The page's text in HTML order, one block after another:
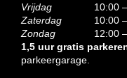
Vrijdag
10:00
Zaterdag
10:00
Zondag
12:00
1,5 uur gratis
parkeergarage.